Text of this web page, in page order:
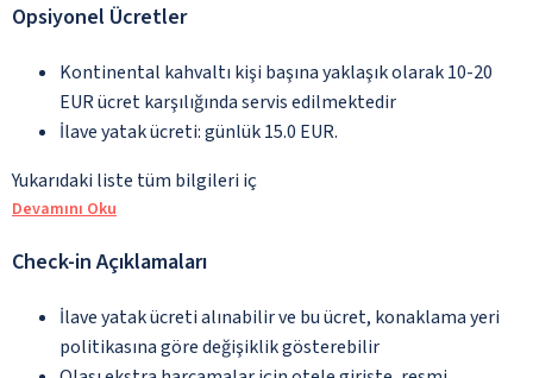
Opsiyonel Ücretler
Kontinental kahvaltı kişi başına yaklaşık olarak 10-20
EUR ücret karşılığında servis edilmektedir
İlave yatak ücreti: günlük 15.0 EUR.
Yukarıdaki liste tüm bilgileri iç
Devamını Oku
Check-in Açıklamaları
İlave yatak ücreti alınabilir ve bu ücret, konaklama yeri
politikasına göre değişiklik gösterebilir